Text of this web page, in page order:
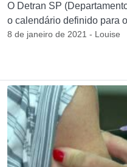
O Detran SP
o calendário definido para
8 de janeiro de 2021 - Louise